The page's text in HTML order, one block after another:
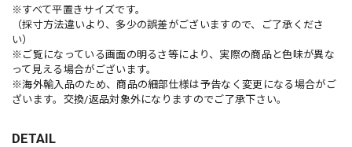
※すべて平置きサイズです。
（採寸方法違いより、多少の誤差がございますので、ご了承くださ
い）
※ご覧になっている画面の明るさ等により、実際の商品と色味が異な
って見える場合がございます。
※海外輸入品のため、商品の細部仕様は予告なく変更になる場合がご
ざいます。交換/返品対象外になりますのでご了承下さい。
DETAIL